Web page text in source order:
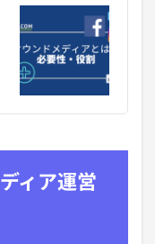
ィア運営